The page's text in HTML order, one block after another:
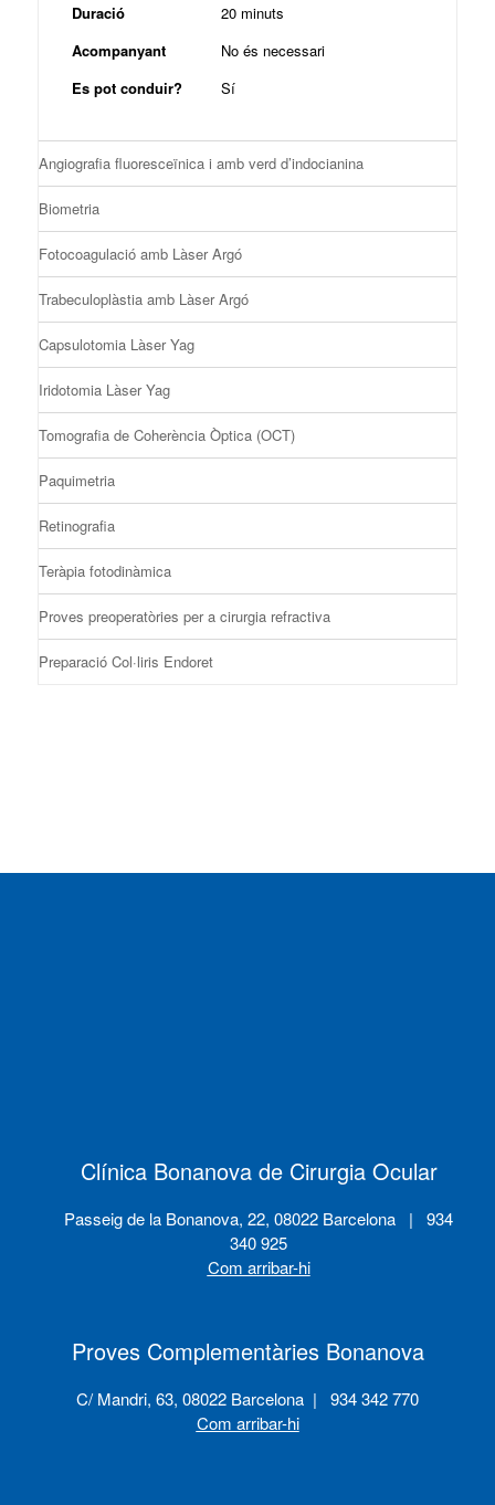
Duració
20 minuts
Acompanyant
No és necessari
Es pot conduir?
Sí
Angiografia fluoresceïnica i amb verd d’indocianina
Biometria
Fotocoagulació amb Làser Argó
Trabeculoplàstia amb Làser Argó
Capsulotomia Làser Yag
Iridotomia Làser Yag
Tomografia de Coherència Òptica (OCT)
Paquimetria
Retinografia
Teràpia fotodinàmica
Proves preoperatòries per a cirurgia refractiva
Preparació Col·liris Endoret
Clínica Bonanova de Cirurgia Ocular
Passeig de la Bonanova, 22, 08022 Barcelona | 934
340 925
Com arribar-hi
Proves Complementàries Bonanova
C/ Mandri, 63, 08022 Barcelona | 934 342 770
Com arribar-hi